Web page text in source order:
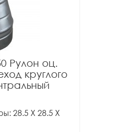
Рулон оц.
круглого
28.5 X 28.5 X